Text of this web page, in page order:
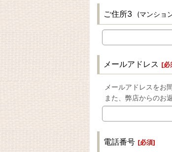
ご住所3 (マンショ
メールアドレス [必
メールアドレスをお
また、弊店からのお
電話番号 [必須]